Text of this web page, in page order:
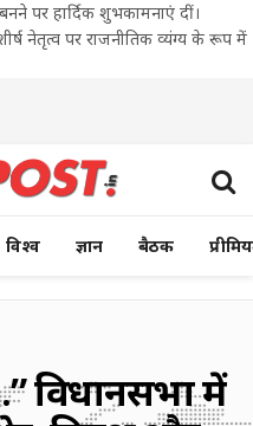
पर हार्दिक शुभकामनाएं दीं।
नेतृत्व पर राजनीतिक व्यंग्य के रूप में
विश्व ज्ञान बैठक
विधानसभा में